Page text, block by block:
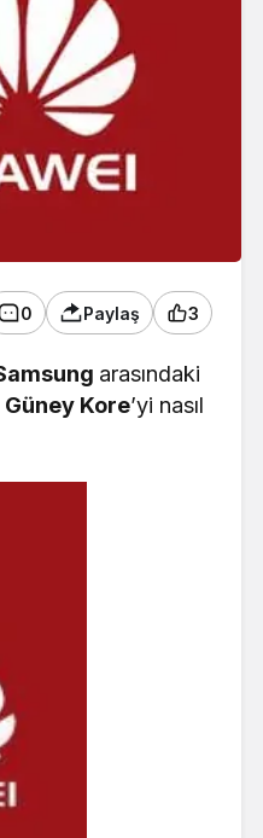
0 Paylaş 3
arasındaki
Güney Kore’yi nasıl